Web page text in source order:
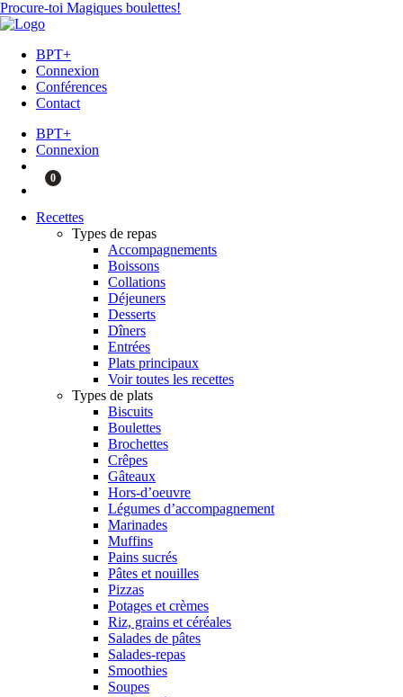
Procure-toi Magiques boulettes!
BPT+
Connexion
Conférences
Contact
BPT+
Connexion
0
Recettes
Types de repas
Accompagnements
Boissons
Collations
Déjeuners
Desserts
Dîners
Entrées
Plats principaux
Voir toutes les recettes
Types de plats
Biscuits
Boulettes
Brochettes
Crêpes
Gâteaux
Hors-d’oeuvre
Légumes d’accompagnement
Marinades
Muffins
Pains sucrés
Pâtes et nouilles
Pizzas
Potages et crèmes
Riz, grains et céréales
Salades de pâtes
Salades-repas
Smoothies
Soupes